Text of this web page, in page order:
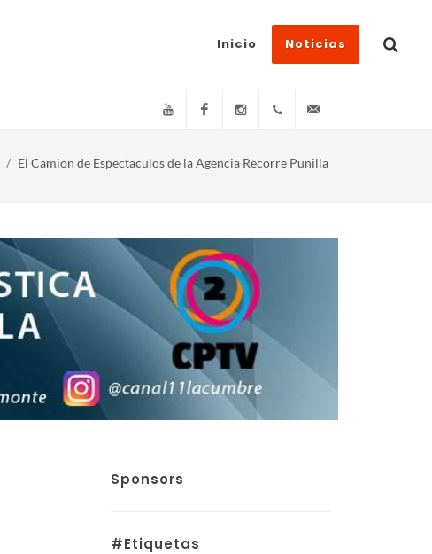
Inicio Noticias
YouTube FacebookInstagram(+54)(9)3548-576073
El Camion de Espectaculos de la Agencia Recorre Punilla
Sponsors
#Etiquetas